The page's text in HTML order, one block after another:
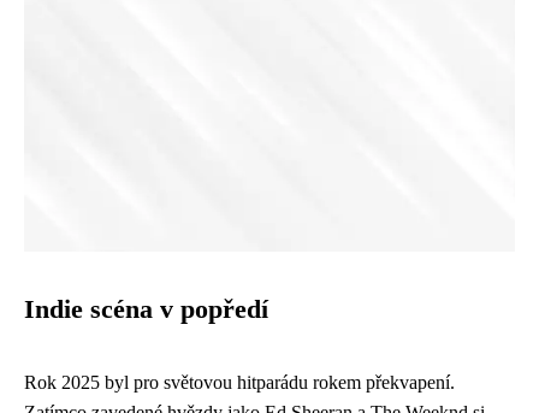
Indie scéna v popředí
Rok 2025 byl pro světovou hitparádu rokem překvapení.